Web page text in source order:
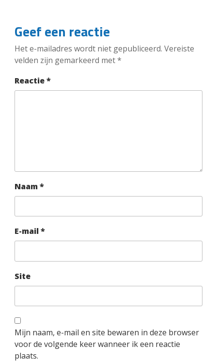
Geef een reactie
Het e-mailadres wordt niet gepubliceerd. Vereiste
velden zijn gemarkeerd met*
Reactie*
Naam *
E-mail *
Site
Mijn naam, e-mail en site bewaren in deze browser
voor de volgende keer wanneer ik een reactie
plaats.